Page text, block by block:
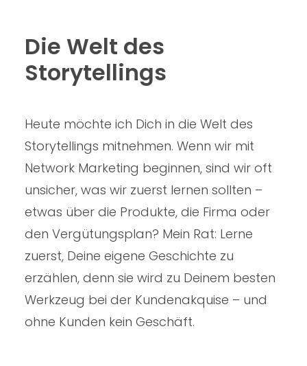
Die Welt des
Storytellings
Heute möchte ich Dich in die Welt des
Storytellings mitnehmen. Wenn wir mit
Network Marketing beginnen, sind wir oft
unsicher, was wir zuerst lernen sollten –
etwas über die Produkte, die Firma oder
den Vergütungsplan? Mein Rat: Lerne
zuerst, Deine eigene Geschichte zu
erzählen, denn sie wird zu Deinem besten
Werkzeug bei der Kundenakquise – und
ohne Kunden kein Geschäft.